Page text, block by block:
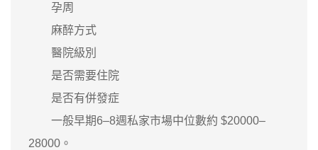
孕周
麻醉方式
醫院級別
是否需要住院
是否有併發症
一般早期6–8週私家市場中位數約 $20000–
28000。